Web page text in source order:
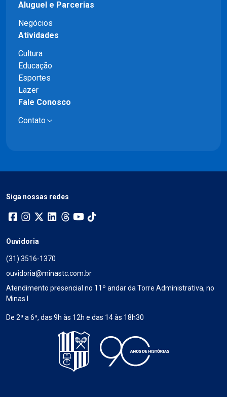
Aluguel e Parcerias
Negócios
Atividades
Cultura
Educação
Esportes
Lazer
Fale Conosco
Contato
Siga nossas redes
Ouvidoria
(31) 3516-1370
ouvidoria@minastc.com.br
Atendimento presencial no 11º andar da Torre Administrativa, no
Minas I
De 2ª a 6ª, das 9h às 12h e das 14 às 18h30